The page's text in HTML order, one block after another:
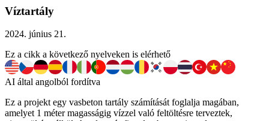
Víztartály
2024. június 21.
Ez a cikk a következő nyelveken is elérhető
AI által angolból fordítva
Ez a projekt egy vasbeton tartály számítását foglalja magában,
amelyet 1 méter magasságig vízzel való feltöltésre terveztek,